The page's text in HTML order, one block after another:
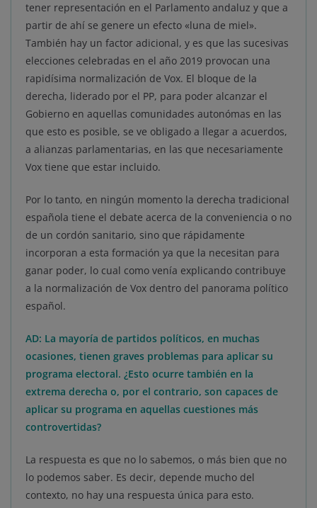
tener representación en el Parlamento andaluz y que a
partir de ahí se genere un efecto «luna de miel».
También hay un factor adicional, y es que las sucesivas
elecciones celebradas en el año 2019 provocan una
rapidísima normalización de Vox. El bloque de la
derecha, liderado por el PP, para poder alcanzar el
Gobierno en aquellas comunidades autonómas en las
que esto es posible, se ve obligado a llegar a acuerdos,
a alianzas parlamentarias, en las que necesariamente
Vox tiene que estar incluido.
Por lo tanto, en ningún momento la derecha tradicional
española tiene el debate acerca de la conveniencia o no
de un cordón sanitario, sino que rápidamente
incorporan a esta formación ya que la necesitan para
ganar poder, lo cual como venía explicando contribuye
a la normalización de Vox dentro del panorama político
español.
AD: La mayoría de partidos políticos, en muchas
ocasiones, tienen graves problemas para aplicar su
programa electoral. ¿Esto ocurre también en la
extrema derecha o, por el contrario, son capaces de
aplicar su programa en aquellas cuestiones más
controvertidas?
La respuesta es que no lo sabemos, o más bien que no
lo podemos saber. Es decir, depende mucho del
contexto, no hay una respuesta única para esto.